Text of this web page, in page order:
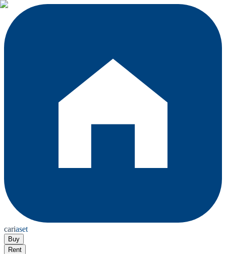
cariaset
Buy
Rent